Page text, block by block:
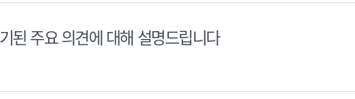
된 주요 의견에 대해 설명드립니다